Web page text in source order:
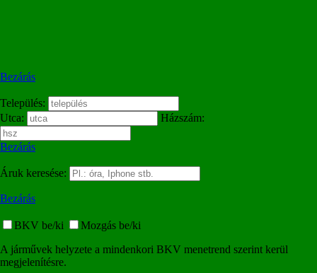
Bezárás
Település:
Utca:
Házszám:
Bezárás
Áruk keresése:
Bezárás
BKV be/ki
Mozgás be/ki
A járművek helyzete a mindenkori BKV menetrend szerint kerül
megjelenítésre.